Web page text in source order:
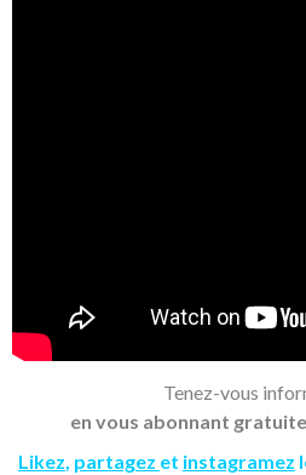
Tenez-vous
en vous abonnant
Likez partagez et instagramez